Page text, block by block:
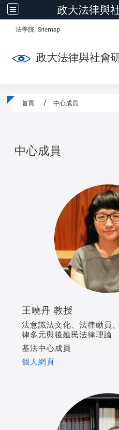
政大法律與
法學院 Sitemap
政大法律與社會
首頁 中心成員
中心成員
王曉丹 教授
法意識法文化、法律動員
律多元與後殖民法律理論
基法中心成員
個人網頁